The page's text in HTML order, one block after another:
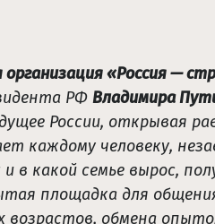
«Россия —
РФ Владимира
России, открывая
каждому человеку,
в какой семье вырос,
площадка для
возрастов, обмена